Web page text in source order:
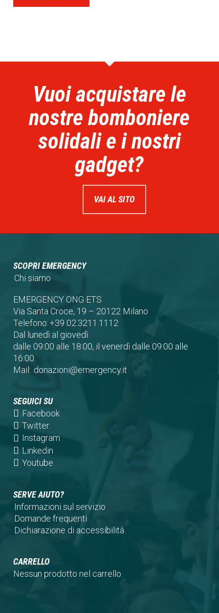
Vuoi acquistare le
nostre bomboniere
solidali e i nostri
gadget?
VAI AL SITO
SCOPRI EMERGENCY
Chi siamo
EMERGENCY ONG ETS
Via Santa Croce, 19 – 20122 Milano
Telefono:+39 02.3211.1112
Dal lunedì al giovedì
dalle 09:00 alle 18:00, il venerdì dalle 09:00 alle
16:00.
Mail: donazioni@emergency.it
SEGUICI SU
Facebook(opens
a
Twitter(opens
in
a
new
Instagram(opens
Linkedin(opens
in
tab)
Youtube(opens
new
tab)
SERVE AIUTO?
Informazioni sul servizio
Domande frequenti
Dichiarazione di accessibilità
CARRELLO
Nessun prodotto nel carrello.